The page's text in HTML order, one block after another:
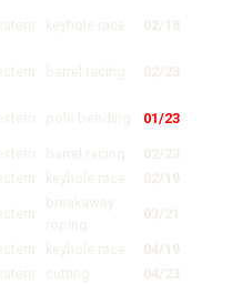
keyhole race 02/18
barrel racing 02/23
pole bending 01/23
barrel racing
02/23
keyhole race 02/19
breakaway
roping
03/21
keyhole race
04/19
cutting
04/23